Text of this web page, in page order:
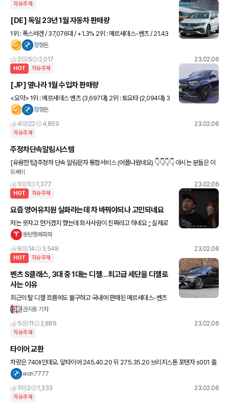
자유주제
[DE] 독일 23년 1월 자동차 판매량
1위 : 폭스바겐 / 37,076대 / +1.3% 2위 : 메르세데스-벤츠 / 21.43
9대 / +14.5% 3위 : 아우디 / 14,754대 / -1.0% 4위 : 스코다 / 13,
정형돈
2
5 2,017 23.02.06
HOT 자유주제
[JP] 옆나라 1월 수입차 판매량
<요약> 1위 : 메르세데스 벤츠 (3,697대) 2위 : 토요타 (2,094대) 3
위 : 아우디 (1,969대) 4위 : 폭스바겐 (1,785대) 5위 : BMW (1,548
정형돈
4
22 4,859 23.02.06
자유주제
주정차단속알림시스템
[유용한 팁]주정차 단속 알림문자 통합서비스 (어플나왔네요) 👇👇👇👇 아시는 분들은 이
미 신청하셨을테고 본인에 대한 간편 정보와 차량 번호만 입력하면 신청되네요 카메라 인
식
트베이
1
1 1,377 23.02.06
HOT 자유주제
요즘 영어유치원 실화라는데 차 바꿔야되나 고민되네요
저는 웃자고 한거겠지 했는데 회사사람이 진짜라고 하네요 ;; 실제로
입학상담 가니까 다 gle, X5 등등 순간 백화점 온 줄 알았다고 막상
동탄행복파파
9
14 3,548 23.02.06
HOT 자유주제
벤츠 S클래스, 3대 중 1대는 디젤…최고급 세단을 디젤로
사는 이유
최근의 탈 디젤 흐름에도 불구하고 국내에 판매된 메르세데스-벤츠
S클래스 3대 중 1대는 디젤 모델인 것으로 나타났다. 6일 카이즈유
권지용 기자
5
11 2,889 23.02.06
자유주제
타이어 교환
차량은 740li인데요. 앞타이어 245.40.20 뒤 275.35.20 브리지스톤 포텐자 s001 출
고타이어인데 앞은 많이남고 뒤에 교환해야하는데 뒤를 미쉐린 ps4s로 교환해도되나
won7777
1
2 1,333 23.02.06
자유주제